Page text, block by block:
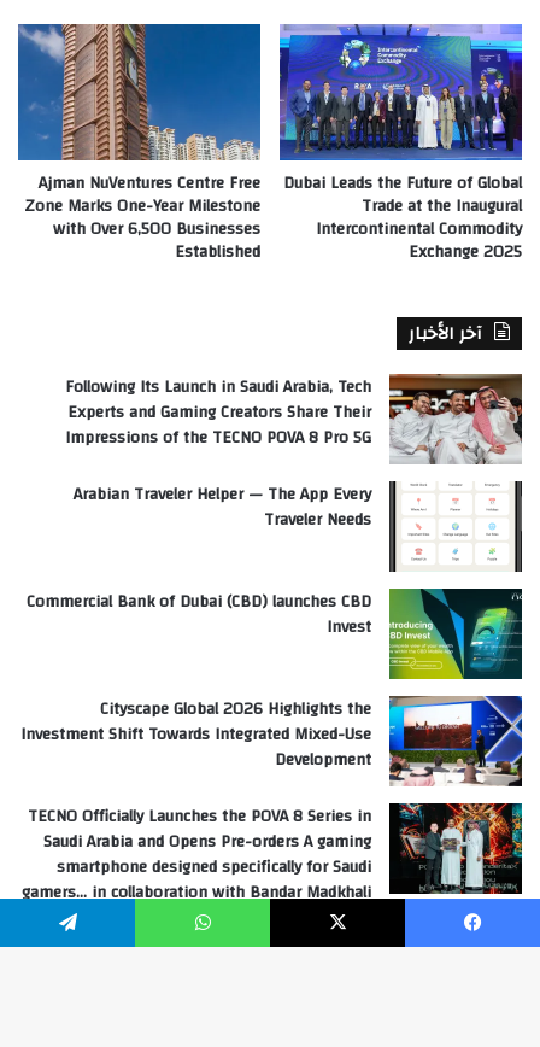
Dubai Leads the Future of Global
Trade at the Inaugural
Intercontinental Commodity
Exchange 2025
Ajman NuVentures Centre Free
Zone Marks One-Year Milestone
with Over 6,500 Businesses
Established
آخر الأخبار
Following Its Launch in Saudi Arabia, Tech
Experts and Gaming Creators Share Their
Impressions of the TECNO POVA 8 Pro 5G
Arabian Traveler Helper — The App Every
Traveler Needs
Commercial Bank of Dubai (CBD) launches CBD
Invest
Cityscape Global 2026 Highlights the
Investment Shift Towards Integrated Mixed-Use
Development
TECNO Officially Launches the POVA 8 Series in
Saudi Arabia and Opens Pre-orders A gaming
smartphone designed specifically for Saudi
gamers… in collaboration with Bandar Madkhali
“Banderita”
فيسبوك ‫X واتساب تيلقرام